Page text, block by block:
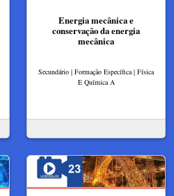
Energia mecânica e
conservação da energia
mecânica
Secundário | Formação Específica | Física
E Química A